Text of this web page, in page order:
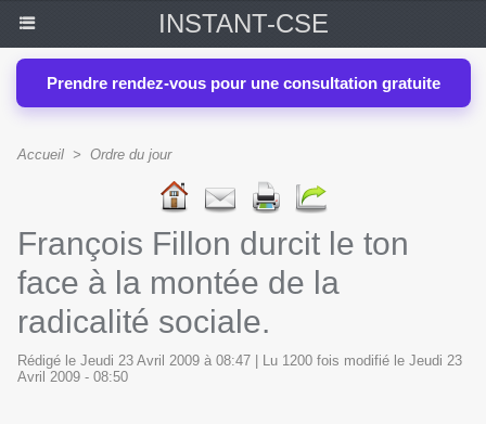
INSTANT-CSE
Prendre rendez-vous pour une consultation gratuite
Accueil > Ordre du jour
François Fillon durcit le ton
face à la montée de la
radicalité sociale.
Rédigé le Jeudi 23 Avril 2009 à 08:47 | Lu 1200 fois modifié le Jeudi 23
Avril 2009 - 08:50